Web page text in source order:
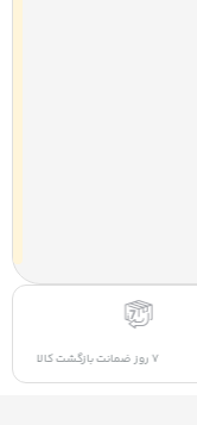
7 روز ضمانت بازگشت کالا